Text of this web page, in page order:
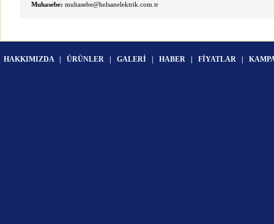
Muhasebe: muhasebe@helsanelektrik.com.tr
HAKKIMIZDA| ÜRÜNLER GALERİ HABER FİYATLAR